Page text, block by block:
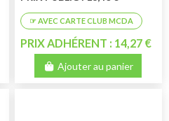
PRIX ADHÉRENT : 14,27 €
Ajouter au panier